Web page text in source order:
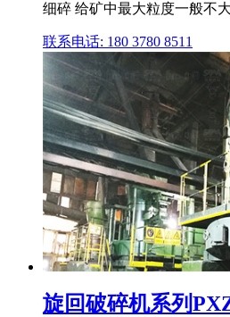
细碎 给矿中最大粒度一般不
联系电话: 180 3780 8511
旋回破碎机系列